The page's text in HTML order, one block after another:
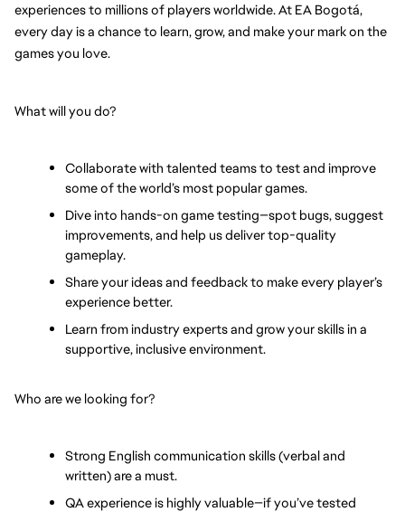
experiences to millions of players worldwide. At EA Bogotá,
every day is a chance to learn, grow, and make your mark on the
games you love.
What will you do?
Collaborate with talented teams to test and improve
some of the world’s most popular games.
Dive into hands-on game testing—spot bugs, suggest
improvements, and help us deliver top-quality
gameplay.
Share your ideas and feedback to make every player’s
experience better.
Learn from industry experts and grow your skills in a
supportive, inclusive environment.
Who are we looking for?
Strong English communication skills (verbal and
written) are a must.
QA experience is highly valuable—if you’ve tested